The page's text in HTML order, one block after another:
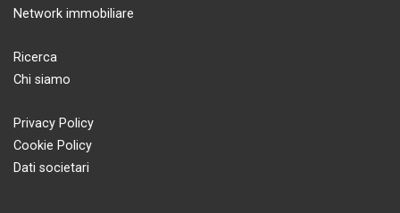
Network immobiliare
Ricerca
Chi siamo
Privacy Policy
Cookie Policy
Dati societari